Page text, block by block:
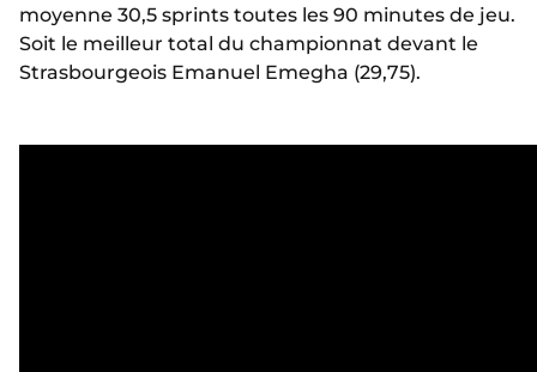
moyenne 30,5 sprints toutes les 90 minutes de jeu.
Soit le meilleur total du championnat devant le
Strasbourgeois Emanuel Emegha (29,75).